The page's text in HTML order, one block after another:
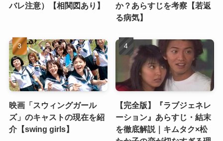
バレ注意）【相関図あり】
か？あらすじを考察【若返
る病気】
映画「スウィングガール
ズ」のキャストの現在を紹
介【swing girls】
【完全版】『ラブジェネレ
ーション』あらすじ・結末
を徹底解説｜キムタク×松